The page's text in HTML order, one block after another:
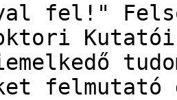
fel!"
felmutató